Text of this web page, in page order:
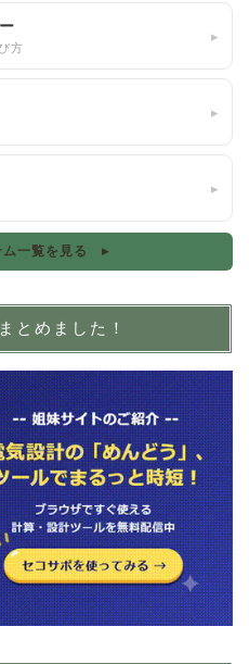
方
▸
▸
▸
ム一覧を見る ▸
とめました！